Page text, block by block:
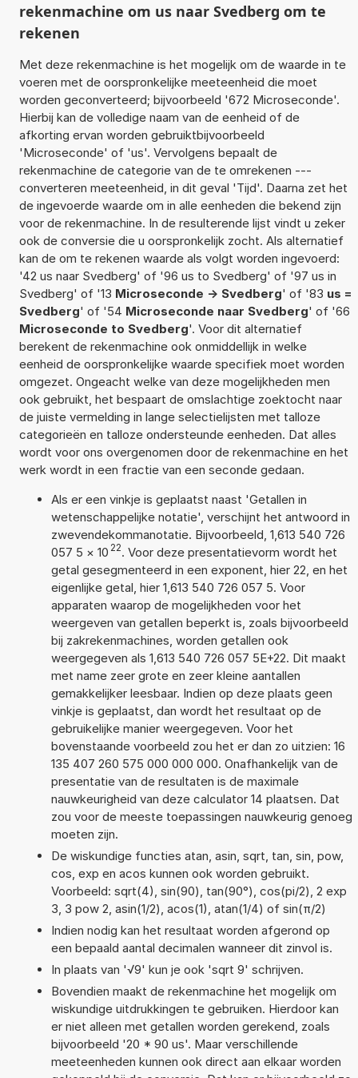
rekenmachine om us naar Svedberg om te
rekenen
Met deze rekenmachine is het mogelijk om de waarde in te
voeren met de oorspronkelijke meeteenheid die moet
worden geconverteerd; bijvoorbeeld '672 Microseconde'.
Hierbij kan de volledige naam van de eenheid of de
afkorting ervan worden gebruiktbijvoorbeeld
'Microseconde' of 'us'. Vervolgens bepaalt de
rekenmachine de categorie van de te omrekenen ---
converteren meeteenheid, in dit geval 'Tijd'. Daarna zet het
de ingevoerde waarde om in alle eenheden die bekend zijn
voor de rekenmachine. In de resulterende lijst vindt u zeker
ook de conversie die u oorspronkelijk zocht. Als alternatief
kan de om te rekenen waarde als volgt worden ingevoerd:
'42 us naar Svedberg' of '96 us to Svedberg' of '97 us in
Svedberg' of '13 Microseconde -> Svedberg' of '83 us =
Svedberg' of '54 Microseconde naar Svedberg' of '66
Microseconde to Svedberg'. Voor dit alternatief
berekent de rekenmachine ook onmiddellijk in welke
eenheid de oorspronkelijke waarde specifiek moet worden
omgezet. Ongeacht welke van deze mogelijkheden men
ook gebruikt, het bespaart de omslachtige zoektocht naar
de juiste vermelding in lange selectielijsten met talloze
categorieën en talloze ondersteunde eenheden. Dat alles
wordt voor ons overgenomen door de rekenmachine en het
werk wordt in een fractie van een seconde gedaan.
Als er een vinkje is geplaatst naast 'Getallen in
wetenschappelijke notatie', verschijnt het antwoord in
zwevendekommanotatie. Bijvoorbeeld, 1,613 540 726
057 5 × 10 22. Voor deze presentatievorm wordt het
getal gesegmenteerd in een exponent, hier 22, en het
eigenlijke getal, hier 1,613 540 726 057 5. Voor
apparaten waarop de mogelijkheden voor het
weergeven van getallen beperkt is, zoals bijvoorbeeld
bij zakrekenmachines, worden getallen ook
weergegeven als 1,613 540 726 057 5E+22. Dit maakt
met name zeer grote en zeer kleine aantallen
gemakkelijker leesbaar. Indien op deze plaats geen
vinkje is geplaatst, dan wordt het resultaat op de
gebruikelijke manier weergegeven. Voor het
bovenstaande voorbeeld zou het er dan zo uitzien: 16
135 407 260 575 000 000 000. Onafhankelijk van de
presentatie van de resultaten is de maximale
nauwkeurigheid van deze calculator 14 plaatsen. Dat
zou voor de meeste toepassingen nauwkeurig genoeg
moeten zijn.
De wiskundige functies atan, asin, sqrt, tan, sin, pow,
cos, exp en acos kunnen ook worden gebruikt.
Voorbeeld: sqrt(4), sin(90), tan(90°), cos(pi/2), 2 exp
3, 3 pow 2, asin(1/2), acos(1), atan(1/4) of sin(π/2)
Indien nodig kan het resultaat worden afgerond op
een bepaald aantal decimalen wanneer dit zinvol is.
In plaats van '√9' kun je ook 'sqrt 9' schrijven.
Bovendien maakt de rekenmachine het mogelijk om
wiskundige uitdrukkingen te gebruiken. Hierdoor kan
er niet alleen met getallen worden gerekend, zoals
bijvoorbeeld '20 * 90 us'. Maar verschillende
meeteenheden kunnen ook direct aan elkaar worden